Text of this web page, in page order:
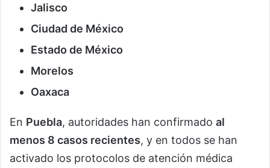
Jalisco
Ciudad de México
Estado de México
Morelos
Oaxaca
En Puebla, autoridades han confirmado al
menos 8 casos recientes, y en todos se han
activado los protocolos de atención médica